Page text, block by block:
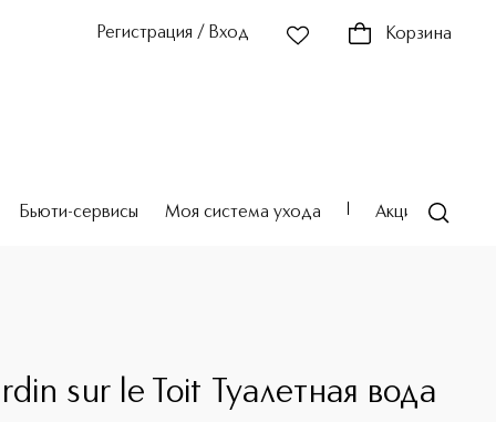
Регистрация / Вход Корзина
Бьюти-сервисы Моя система ухода Акции
sur le Toit Туалетная вода